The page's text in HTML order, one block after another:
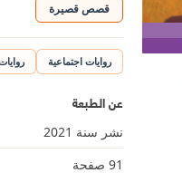
اشترك الآن
قصص قصيرة
روايات اجتماعية
عن الطبعة
نشر سنة 2021
91 صفحة